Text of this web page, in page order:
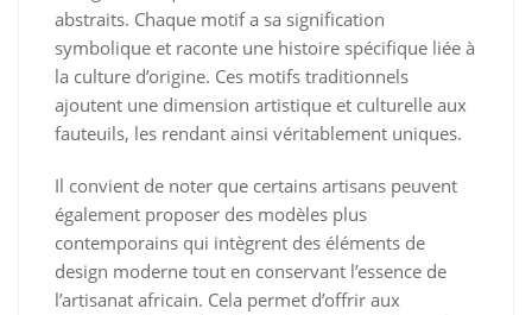
abstraits. Chaque motif a sa signification
symbolique et raconte une histoire spécifique liée à
la culture d’origine. Ces motifs traditionnels
ajoutent une dimension artistique et culturelle aux
fauteuils, les rendant ainsi véritablement uniques.
Il convient de noter que certains artisans peuvent
également proposer des modèles plus
contemporains qui intègrent des éléments de
design moderne tout en conservant l’essence de
l’artisanat africain. Cela permet d’offrir aux